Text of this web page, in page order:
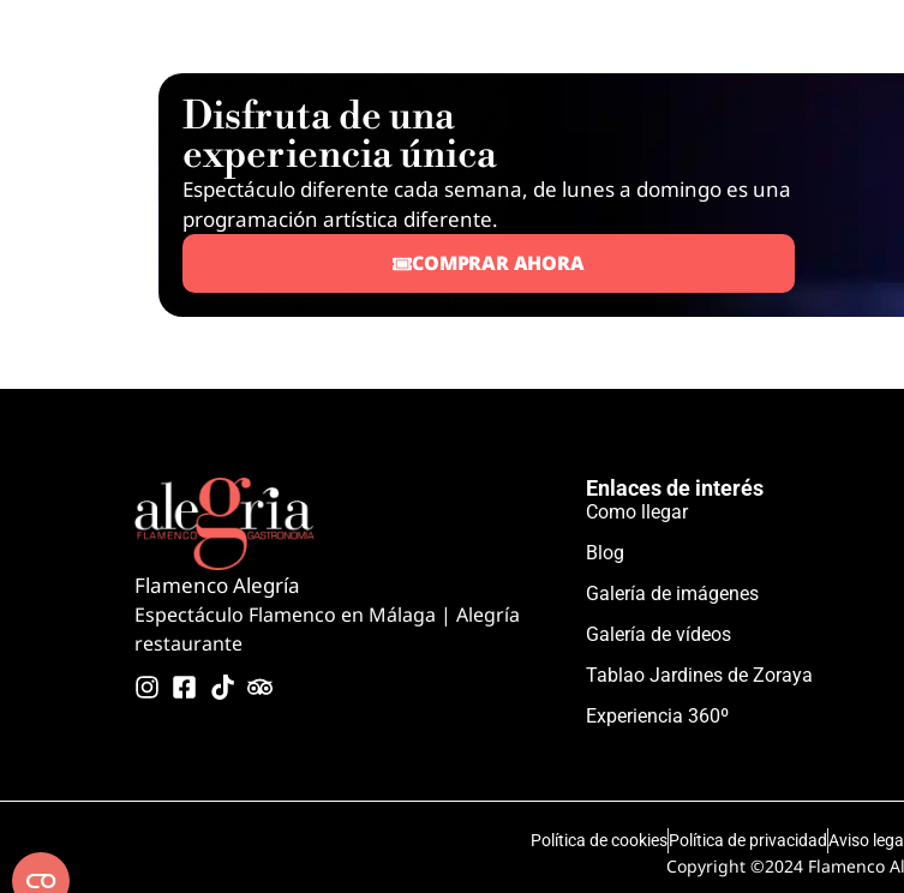
Disfruta de una
experiencia única
Espectáculo diferente cada semana, de lunes a domingo es una
programación artística diferente.
COMPRAR AHORA
Flamenco Alegría
Espectáculo Flamenco en Málaga | Alegría
restaurante
Enlaces de interés
Como llegar
Blog
Galería de imágenes
Galería de vídeos
Tablao Jardines de Zoraya
Experiencia 360º
Política de cookiesPolítica de privacidadAviso legal
Copyright ©2024 Flamenco